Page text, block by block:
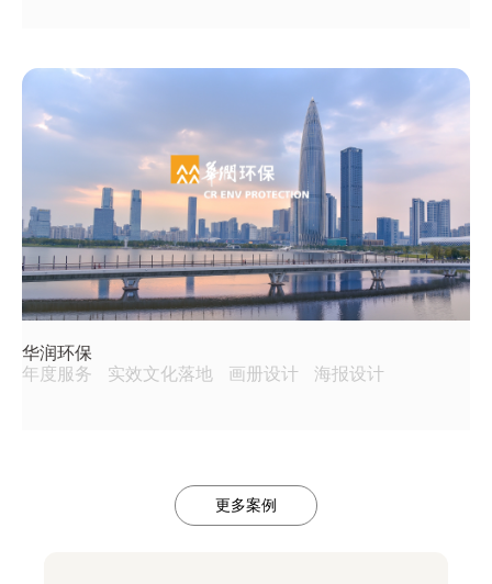
华润环保
年度服务
实效文化落地 画册设计 海报设计
更多案例